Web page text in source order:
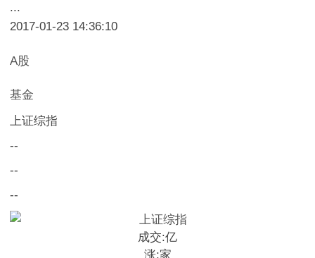
...
2017-01-23 14:36:10
A股
基金
上证综指
--
--
--
成交:亿
涨:家